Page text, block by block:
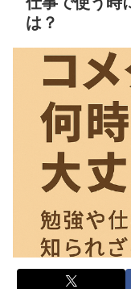
は？